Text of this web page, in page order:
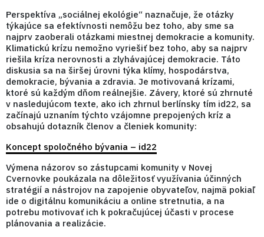
Perspektíva „sociálnej ekológie“ naznačuje, že otázky
týkajúce sa efektívnosti nemôžu bez toho, aby sme sa
najprv zaoberali otázkami miestnej demokracie a komunity.
Klimatickú krízu nemožno vyriešiť bez toho, aby sa najprv
riešila kríza nerovnosti a zlyhávajúcej demokracie. Táto
diskusia sa na širšej úrovni týka klímy, hospodárstva,
demokracie, bývania a zdravia. Je motivovaná krízami,
ktoré sú každým dňom reálnejšie. Závery, ktoré sú zhrnuté
v nasledujúcom texte, ako ich zhrnul berlínsky tím id22, sa
začínajú uznaním týchto vzájomne prepojených kríz a
obsahujú dotazník členov a členiek komunity:
Koncept spoločného bývania – id22
Výmena názorov so zástupcami komunity v Novej
Cvernovke poukázala na dôležitosť využívania účinných
stratégií a nástrojov na zapojenie obyvateľov, najmä pokiaľ
ide o digitálnu komunikáciu a online stretnutia, a na
potrebu motivovať ich k pokračujúcej účasti v procese
plánovania a realizácie.